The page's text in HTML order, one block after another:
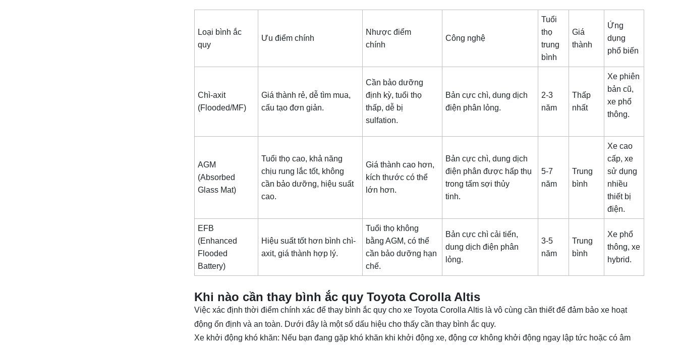
Loại bình ắc
quy
Ưu điểm chính
Nhược điểm
chính
Công nghệ
Tuổi
thọ
trung
bình
Giá
thành
Ứng
dụng
phổ biến
Chì-axit
(Flooded/MF)
Giá thành rẻ, dễ tìm mua,
cấu tạo đơn giản.
Cần bảo dưỡng
định kỳ, tuổi thọ
thấp, dễ bị
sulfation.
Bản cực chì, dung dịch
điện phân lỏng.
2-3
năm
Thấp
nhất
Xe phiên
bản cũ,
xe phổ
thông.
AGM
(Absorbed
Glass Mat)
Tuổi thọ cao, khả năng
chịu rung lắc tốt, không
cần bảo dưỡng, hiệu suất
cao.
Giá thành cao hơn,
kích thước có thể
lớn hơn.
Bản cực chì, dung dịch
điện phân được hấp thụ
trong tấm sợi thủy
tinh.
5-7
năm
Trung
bình
Xe cao
cấp, xe
sử dụng
nhiều
thiết bị
điện.
EFB
(Enhanced
Flooded
Battery)
Hiệu suất tốt hơn bình chì-
axit, giá thành hợp lý.
Tuổi thọ không
bằng AGM, có thể
cần bảo dưỡng hạn
chế.
Bản cực chì cải tiến,
dung dịch điện phân
lỏng.
3-5
năm
Trung
bình
Xe phổ
thông, xe
hybrid.
Khi nào cần thay bình ắc quy Toyota Corolla Altis
Việc xác định thời điểm chính xác để thay bình ắc quy cho xe Toyota Corolla Altis là vô cùng cần thiết để đảm bảo xe hoạt
động ổn định và an toàn. Dưới đây là một số dấu hiệu cho thấy cần thay bình ắc quy.
Xe khởi động khó khăn: Nếu bạn đang gặp khó khăn khi khởi động xe, động cơ không khởi động ngay lập tức hoặc có âm